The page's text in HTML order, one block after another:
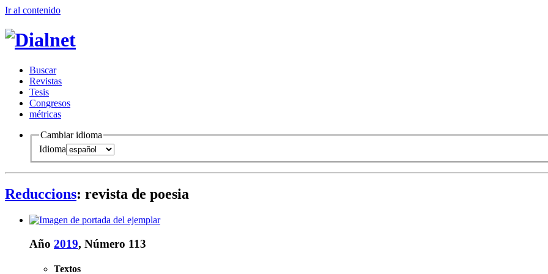
Ir al contenido
Buscar
Revistas
Tesis
Congresos
métricas
Cambiar idioma
Idioma
Reduccions: revista de poesia
Año 2019, Número 113
Textos